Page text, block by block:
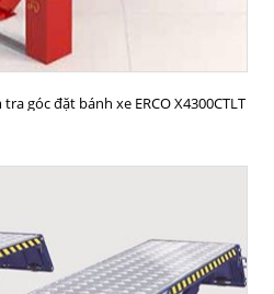
góc đặt bánh xe ERCO X4300CTLT